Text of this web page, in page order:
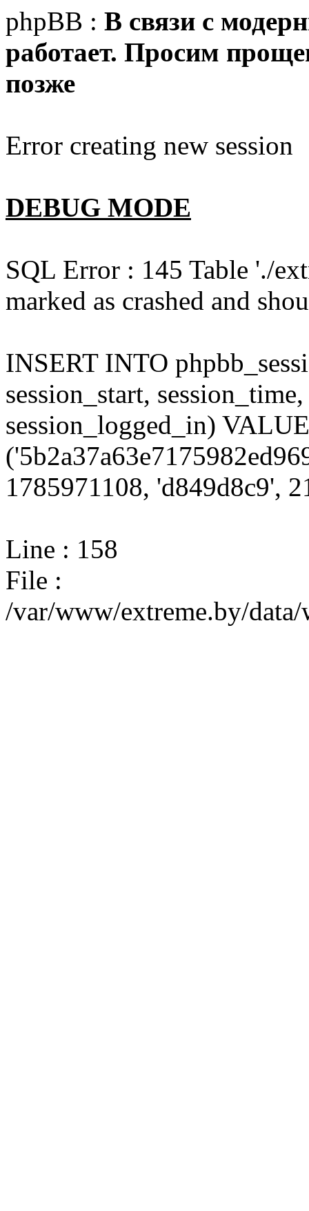
phpBB : В связи с
работает. Просим
позже
Error creating new session
DEBUG MODE
SQL Error : 145 Table './
marked as crashed and
INSERT INTO
session_start,
session_logged_in)
1785971108, 'd849d8c9',
Line : 158
File :
/var/www/extreme.by/